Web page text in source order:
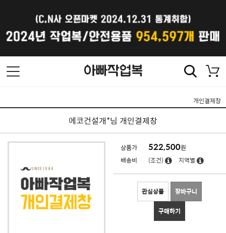
개인결제창
에코건설개*님 개인결제창
상품가 522,500원
배송비
(조건) 지역별
관심상품 장바구니
구매하기